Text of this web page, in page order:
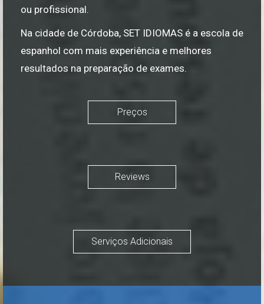
ou profissional.
Na cidade de Córdoba, SET IDIOMAS é a escola de
espanhol com mais experiência e melhores
resultados na preparação de exames.
Preços
Reviews
Serviços Adicionais